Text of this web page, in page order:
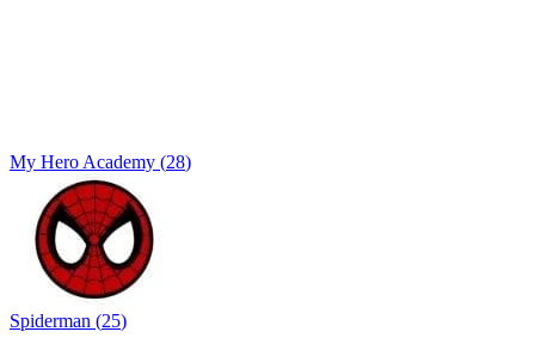
My Hero Academy (28)
Spiderman (25)